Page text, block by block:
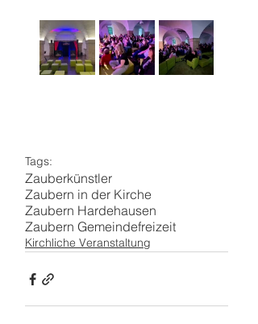
Tags:
Zauberkünstler
Zaubern in der Kirche
Zaubern Hardehausen
Zaubern Gemeindefreizeit
Kirchliche Veranstaltung